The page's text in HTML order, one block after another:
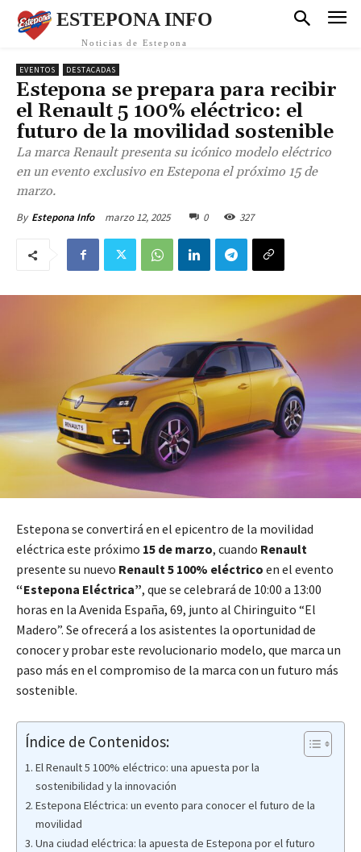
ESTEPONA INFO
Noticias de Estepona
EVENTOS DESTACADAS
Estepona se prepara para recibir
el Renault 5 100% eléctrico: el
futuro de la movilidad sostenible
La marca Renault presenta su icónico modelo eléctrico
en un evento exclusivo en Estepona el próximo 15 de
marzo.
By Estepona Info marzo 12, 2025 0 327
Estepona se convertirá en el epicentro de la movilidad
eléctrica este próximo 15 de marzo, cuando Renault
presente su nuevo Renault 5 100% eléctrico en el evento
“Estepona Eléctrica”, que se celebrará de 10:00 a 13:00
horas en la Avenida España, 69, junto al Chiringuito “El
Madero”. Se ofrecerá a los asistentes la oportunidad de
conocer y probar este revolucionario modelo, que marca un
paso más en el compromiso de la marca con un futuro más
sostenible.
Índice de Contenidos:
El Renault 5 100% eléctrico: una apuesta por la
sostenibilidad y la innovación
Estepona Eléctrica: un evento para conocer el futuro de la
movilidad
Una ciudad eléctrica: la apuesta de Estepona por el futuro